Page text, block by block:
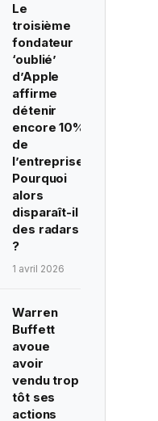
Le
troisième
fondateur
‘oublié’
d’Apple
affirme
détenir
encore 10%
de
l’entreprise.
Pourquoi
alors
disparaît-il
des radars
?
1 avril 2026
Warren
Buffett
avoue
avoir
vendu trop
tôt ses
actions